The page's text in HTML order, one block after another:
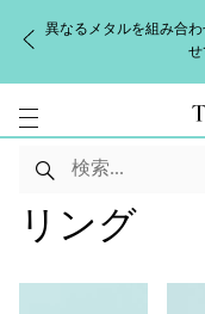
異なるメタルを組み合
せ
リング